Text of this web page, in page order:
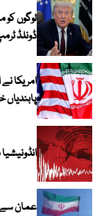
لوگوں کو
ڈونلڈ
پابندیاں
عمان سے